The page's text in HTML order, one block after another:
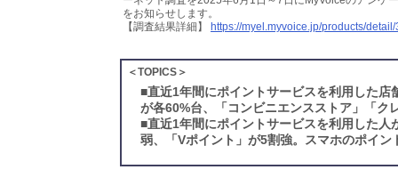
をお知らせします。
【調査結果詳細】
https://myel.myvoice.jp/products/
＜TOPICS＞
■直近1年間にポイントサービスを利用した
が各60%台、「コンビニエンスストア」「ク
■直近1年間にポイントサービスを利用した
弱、「Vポイント」が5割強。スマホのポイ